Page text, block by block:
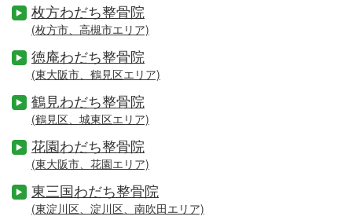
枚方わだち整骨院
(枚方市、高槻市エリア)
徳庵わだち整骨院
(東大阪市、鶴見区エリア)
鶴見わだち整骨院
(鶴見区、城東区エリア)
花園わだち整骨院
(東大阪市、花園エリア)
東三国わだち整骨院
(東淀川区、淀川区、南吹田エリア)